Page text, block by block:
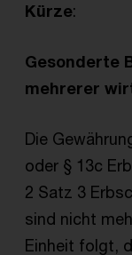
Kürze:
Gesonderte
mehrerer
Die
oder § 13c
2 Satz 3
sind nicht
Einheit folgt,